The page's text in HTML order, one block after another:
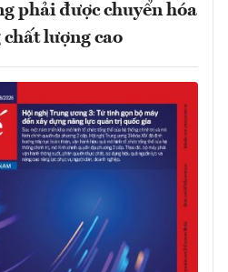
phải được chuyển hóa
lượng cao